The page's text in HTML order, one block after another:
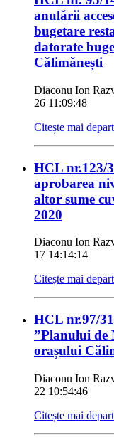
anulării
bugetare
datorate
Călimănești
Diaconu Ion
26 11:09:48
Citește mai
HCL nr.123/
aprobarea
altor sume
2020
Diaconu Ion
17 14:14:14
Citește mai
HCL nr.97/
”Planului de
orașului
Diaconu Ion
22 10:54:46
Citește mai